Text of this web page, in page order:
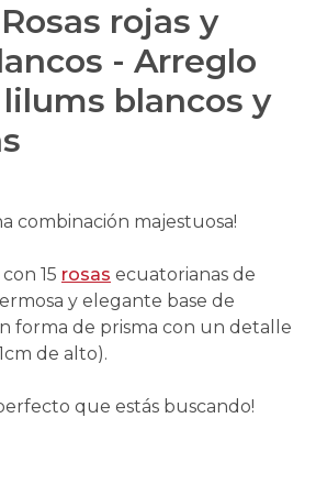
rojas y
- Arreglo
blancos y
combinación majestuosa!
15 rosas ecuatorianas de
y elegante base de
forma de prisma con un detalle
de alto).
que estás buscando!